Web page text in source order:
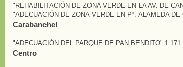
"REHABILITACIÓN DE ZONA VERDE EN LA AV. DE
"ADECUACIÓN DE ZONA VERDE EN Pº. ALAMEDA
Carabanchel
"ADECUACIÓN DEL PARQUE DE PAN BENDITO"
Centro